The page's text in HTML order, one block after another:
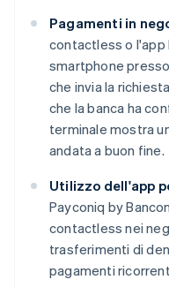
Pagamenti in
contactless o l'app
smartphone
che invia la
che la banca ha
terminale mostra
andata a buon fine.
Utilizzo dell'app
Payconiq by
contactless nei
trasferimenti di
pagamenti